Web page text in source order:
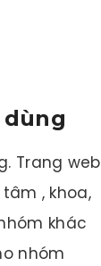
Trang web
, khoa,
khác
nhóm